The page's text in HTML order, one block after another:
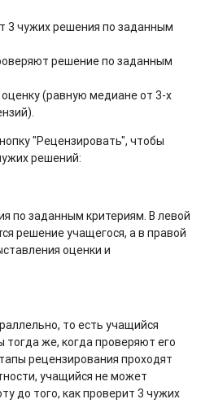
3 чужих решения по заданным
решение по заданным
(равную медиане от 3-х
"Рецензировать", чтобы
решений:
по заданным критериям. В левой
решение учащегося, а в правой
оценки и
то есть учащийся
же, когда проверяют его
рецензирования проходят
учащийся не может
до того, как проверит 3 чужих